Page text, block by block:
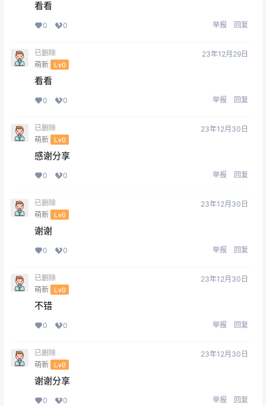
看看
0 0 举报 回复
已删除
萌新 Lv0
23年12月29日
看看
0 0 举报 回复
已删除
萌新 Lv0
23年12月30日
感谢分享
0 0 举报 回复
已删除
萌新 Lv0
23年12月30日
谢谢
0 0 举报 回复
已删除
萌新 Lv0
23年12月30日
不错
0 0 举报 回复
已删除
萌新 Lv0
23年12月30日
谢谢分享
0 0 举报 回复